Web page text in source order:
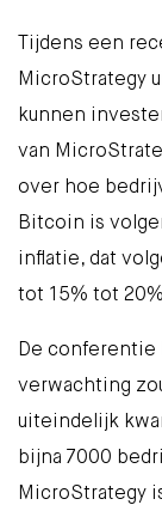
Tijdens een
MicroStrategy
kunnen
van
over hoe
Bitcoin is
inflatie, dat
tot 15% tot
De conferentie
verwachting
uiteindelijk
bijna 7000
MicroStrategy